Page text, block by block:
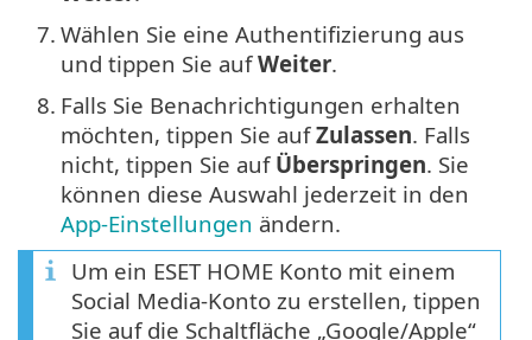
7. Wählen Sie eine Authentifizierung aus
und tippen Sie aufWeiter.
8. Falls Sie Benachrichtigungen erhalten
möchten, tippen Sie aufZulassen. Falls
nicht, tippen Sie auf Überspringen. Sie
können diese Auswahl jederzeit in den
App-Einstellungen ändern.
Um ein ESET HOME Konto mit einem
Social Media-Konto zu erstellen, tippen
Sie auf die Schaltfläche „Google/Apple“